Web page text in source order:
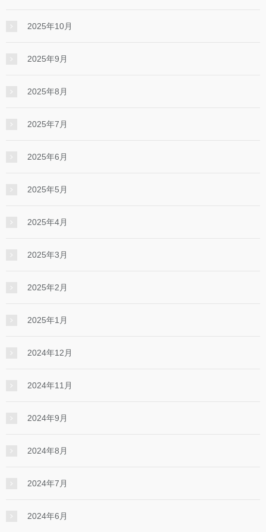
2025年10月
2025年9月
2025年8月
2025年7月
2025年6月
2025年5月
2025年4月
2025年3月
2025年2月
2025年1月
2024年12月
2024年11月
2024年9月
2024年8月
2024年7月
2024年6月